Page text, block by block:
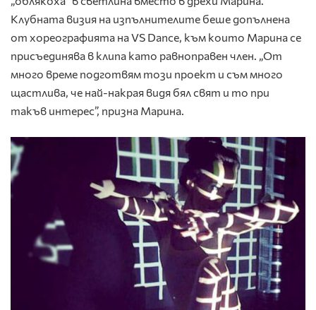
Клубната визия на изпълнителите беше допълнена
от хореографията на VS Dance, към които Марина се
присъединява в клипа като равноправен член. „От
много време подготвям този проект и съм много
щастлива, че най-накрая видя бял свят и то при
такъв интерес”, призна Марина.